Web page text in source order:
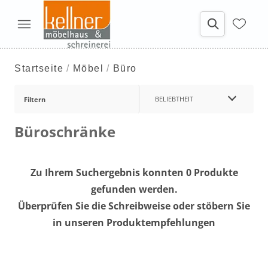
Startseite Möbel Büro
Filtern BELIEBTHEIT
Büroschränke
Zu Ihrem Suchergebnis konnten 0 Produkte
gefunden werden.
Überprüfen Sie die Schreibweise oder stöbern Sie
in unseren Produktempfehlungen